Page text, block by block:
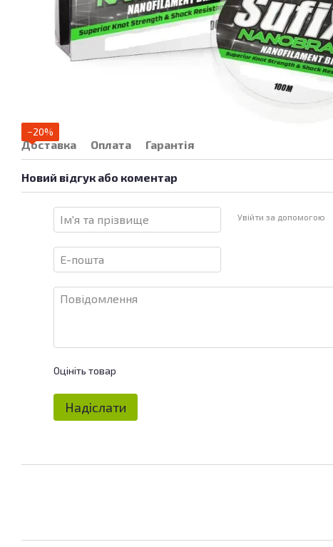
−20%
Доставка Оплата Гарантія
Новий відгук або коментар
Увійти за допомогою
Оцініть товар
Надіслати